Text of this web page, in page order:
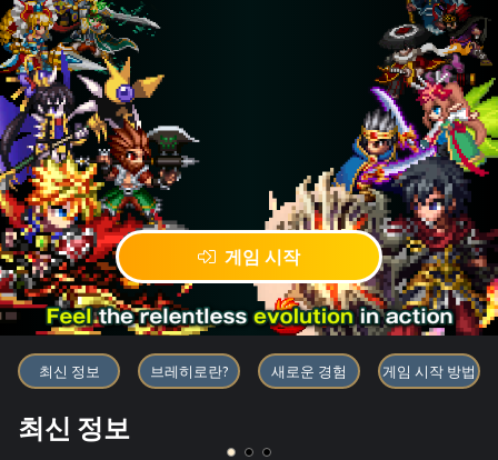
게임 시작
블록체인 게임 「BRAVE
최신 정보 브레히로란? 새로운 경험 게임 시작 방법
최신 정보